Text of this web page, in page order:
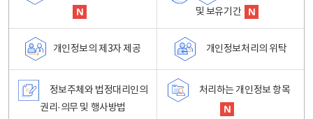
및 보유기간
개인정보의 제3자 제공 개인정보처리의 위탁
정보주체와 법정대리인의
권리·의무 및 행사방법
처리하는 개인정보 항목